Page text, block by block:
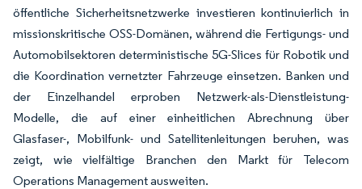
öffentliche Sicherheitsnetzwerke investieren kontinuierlich in
missionskritische OSS-Domänen, während die Fertigungs- und
Automobilsektoren deterministische 5G-Slices für Robotik und
die Koordination vernetzter Fahrzeuge einsetzen. Banken und
der Einzelhandel erproben Netzwerk-als-Dienstleistung-
Modelle, die auf einer einheitlichen Abrechnung über
Glasfaser-, Mobilfunk- und Satellitenleitungen beruhen, was
zeigt, wie vielfältige Branchen den Markt für Telecom
Operations Management ausweiten.